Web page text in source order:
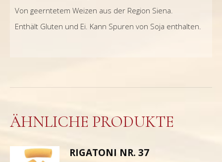
Von geerntetem Weizen aus der Region Siena.
Enthält Gluten und Ei. Kann Spuren von Soja enthalten.
ÄHNLICHE PRODUKTE
RIGATONI NR. 37